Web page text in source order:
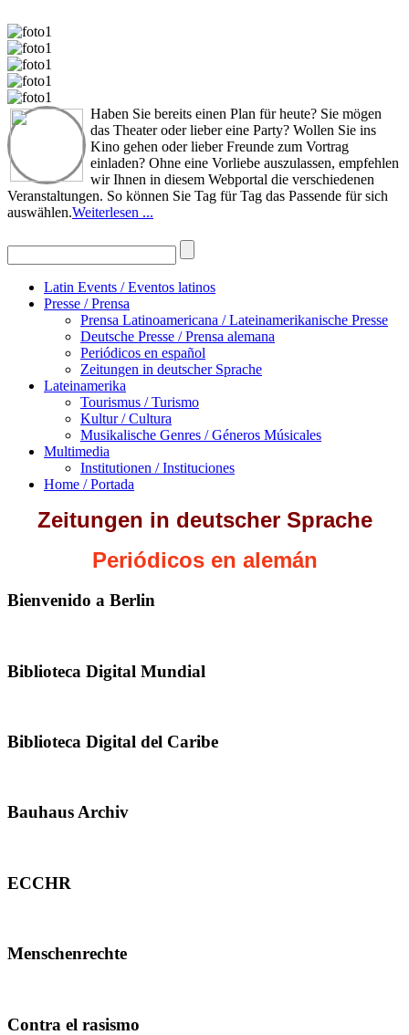
Haben Sie bereits einen Plan für heute? Sie mögen
das Theater oder lieber eine Party? Wollen Sie ins
Kino gehen oder lieber Freunde zum Vortrag
einladen? Ohne eine Vorliebe auszulassen, empfehlen
wir Ihnen in diesem Webportal die verschiedenen
Veranstaltungen. So können Sie Tag für Tag das Passende für sich
auswählen.Weiterlesen ...
Latin Events / Eventos latinos
Presse / Prensa
Prensa Latinoamericana / Lateinamerikanische Presse
Deutsche Presse / Prensa alemana
Periódicos en español
Zeitungen in deutscher Sprache
Lateinamerika
Tourismus / Turismo
Kultur / Cultura
Musikalische Genres / Géneros Músicales
Multimedia
Institutionen / Instituciones
Home / Portada
Zeitungen in deutscher Sprache
Periódicos en alemán
Bienvenido a Berlin
Biblioteca Digital Mundial
Biblioteca Digital del Caribe
Bauhaus Archiv
ECCHR
Menschenrechte
Contra el rasismo